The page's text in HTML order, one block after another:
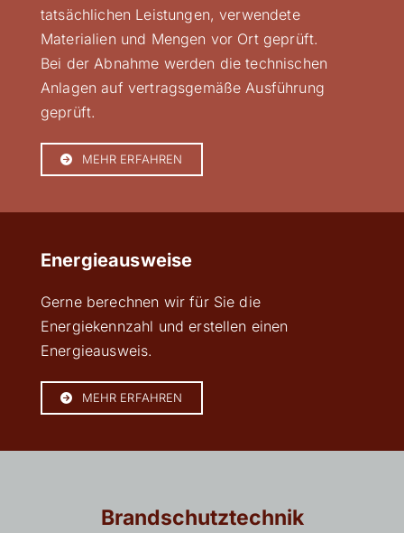
tatsächlichen Leistungen, verwendete
Materialien und Mengen vor Ort geprüft.
Bei der Abnahme werden die technischen
Anlagen auf vertragsgemäße Ausführung
geprüft.
MEHR ERFAHREN
Energieausweise
Gerne berechnen wir für Sie die
Energiekennzahl und erstellen einen
Energieausweis.
MEHR ERFAHREN
Brandschutztechnik